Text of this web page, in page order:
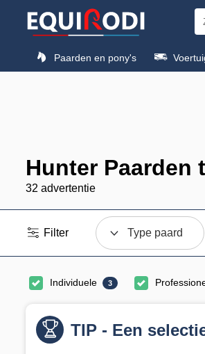
Paarden en pony's
Hunter Paarden
32 advertentie
Filter Type paard
Individuele 3
TIP - Een